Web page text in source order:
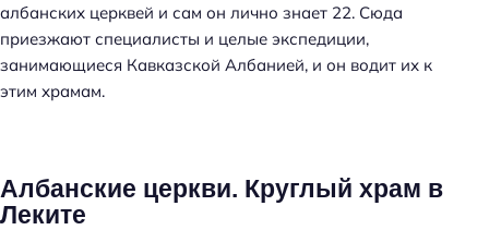
албанских церквей и сам он лично знает 22. Сюда
приезжают специалисты и целые экспедиции,
занимающиеся Кавказской Албанией, и он водит их к
этим храмам.
Албанские церкви. Круглый храм в
Леките